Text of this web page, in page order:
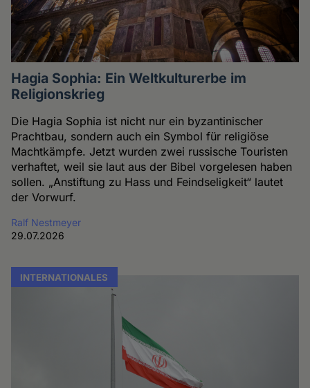
Hagia Sophia: Ein Weltkulturerbe im
Religionskrieg
Die Hagia Sophia ist nicht nur ein byzantinischer
Prachtbau, sondern auch ein Symbol für religiöse
Machtkämpfe. Jetzt wurden zwei russische Touristen
verhaftet, weil sie laut aus der Bibel vorgelesen haben
sollen. „Anstiftung zu Hass und Feindseligkeit“ lautet
der Vorwurf.
Ralf Nestmeyer
29.07.2026
INTERNATIONALES